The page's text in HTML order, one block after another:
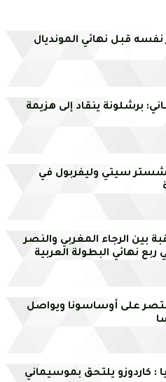
قبل نهائي المونديال
برشلونة ينقاد إلى هزيمة
سيتي وليفربول في
بين الرجاء المغربي والنصر
نهائي البطولة العربية
على أوساسونا ويواصل
: كاردوزو يلتحق بموسيماني